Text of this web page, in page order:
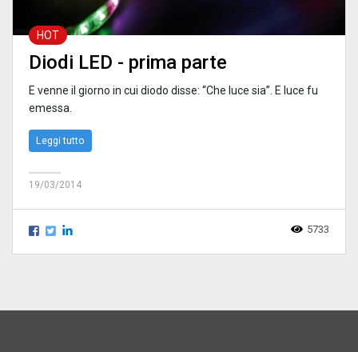
HOT
Diodi LED - prima parte
E venne il giorno in cui diodo disse: “Che luce sia”. E luce fu
emessa.
Leggi tutto
19/03/2014
5733